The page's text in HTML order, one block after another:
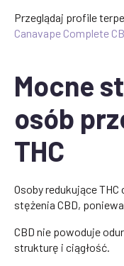
Przeglądaj profile
Canavape Complete
Mocne
osób
THC
Osoby redukujące
stężenia CBD,
CBD nie powoduje
strukturę i ciągłość.